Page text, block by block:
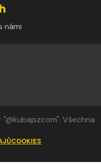
námi
Všechna
COOKIES